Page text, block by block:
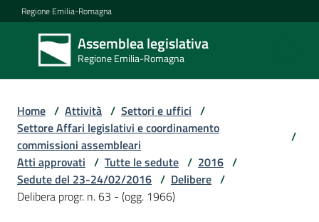
Vai al contenuto
Vai alla navigazione
Vai al footer
Regione Emilia-Romagna
Assemblea legislativa
Regione Emilia-Romagna
Assemblea
legislativa
Regione Emilia-
Assemblea
Home / Attività / Settori e uffici /
Settore Affari legislativi e coordinamento
commissioni assembleari
/
Atti approvati / Tutte le sedute / 2016 /
Sedute del 23-24/02/2016 / Delibere /
Delibera progr. n. 63 - (ogg. 1966)